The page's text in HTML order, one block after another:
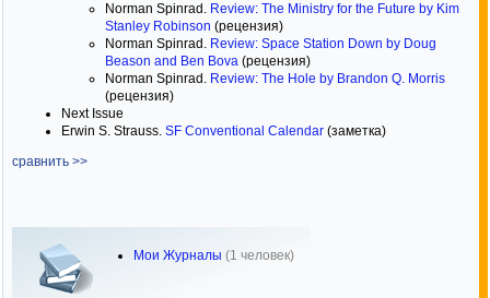
Norman Spinrad. Review: The Ministry for the Future by Kim
Stanley Robinson (рецензия)
Norman Spinrad. Review: Space Station Down by Doug
Beason and Ben Bova (рецензия)
Norman Spinrad. Review: The Hole by Brandon Q. Morris
(рецензия)
Next Issue
Erwin S. Strauss. SF Conventional Calendar (заметка)
сравнить >>
Мои Журналы (1 человек)